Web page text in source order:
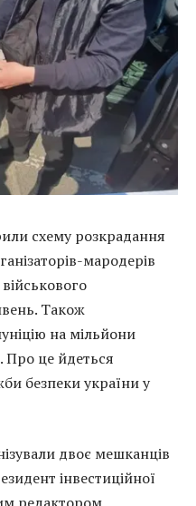
схему розкрадання
мародерів
Також
на мільйони
Про це йдеться
безпеки україни у
двоє мешканців
інвестиційної